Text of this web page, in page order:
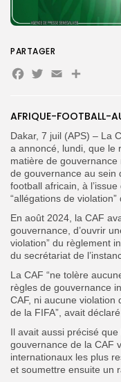
FR
AFRIQUE-FOOTBALL-
Dakar, 7 juil (APS) – La
a annoncé, lundi, que le
matière de gouvernance
de gouvernance au sein
football africain, à
“allégations de
En août 2024, la CAF
gouvernance, d’ouvrir
violation” du règlement
du secrétariat de
La CAF “ne tolère
règles de gouvernance
CAF, ni aucune violation
de la FIFA”, avait
Il avait aussi précisé que
gouvernance de la CAF
internationaux les plus
et soumettre ensuite un
PARTAGER
Facebook
Twitter
Email